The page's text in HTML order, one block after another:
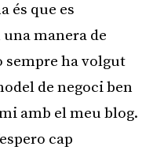
és que es
manera de
sempre ha volgut
de negoci ben
amb el meu blog.
cap